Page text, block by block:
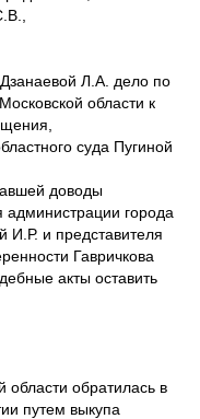
Л.А. дело по
области к
суда Пугиной
доводы
администрации города
И.Р. и представителя
Гавричкова
акты оставить
области обратилась в
путем выкупа